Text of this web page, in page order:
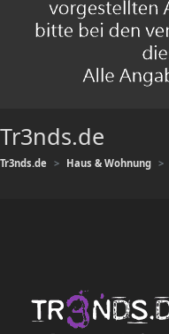
Tr3nds.de
Tr3nds.de Haus & Wohnung